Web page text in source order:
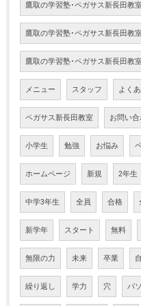
鷹取の学習塾･ペガサス新長田教
鷹取の学習塾･ペガサス新長田教
鷹取の学習塾･ペガサス新長田教
メニュー スタッフ よく
ペガサス新長田教室 お問い
小学生 勉強 お悩み
ホームページ 新規 2年生
中学3年生 全員 合格
新学年 スタート 無料
無限の力 未来 卒業
繰り返し 学力 穴 パ